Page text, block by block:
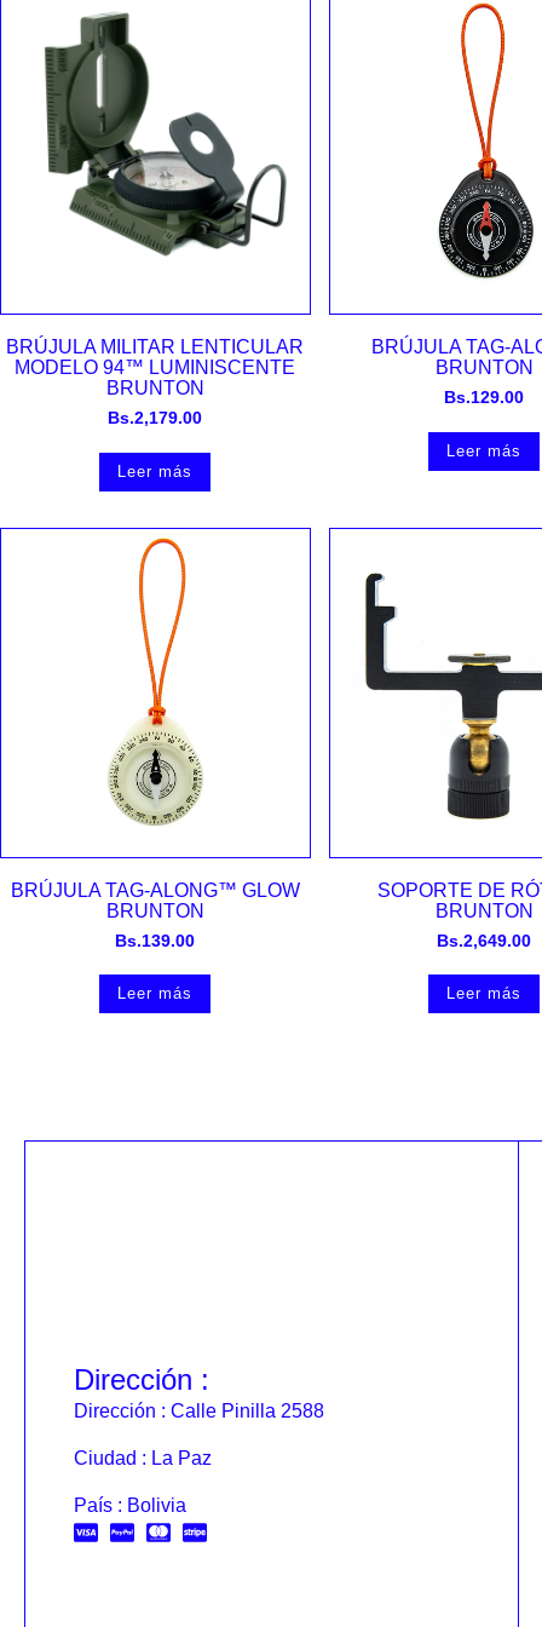
Vista rápida
BRÚJULA MILITAR LENTICULAR
MODELO 94™ LUMINISCENTE
BRUNTON
Bs.2,179.00
Leer más
Vista rápida
BRÚJULA TAG-
BRUNTON
Bs.129.00
Leer más
Vista rápida
BRÚJULA TAG-ALONG™ GLOW
BRUNTON
Bs.139.00
Leer más
Vista rápida
SOPORTE DE
BRUNTON
Bs.2,649.00
Leer más
Dirección :
Dirección : Calle Pinilla 2588
Ciudad : La Paz
País : Bolivia